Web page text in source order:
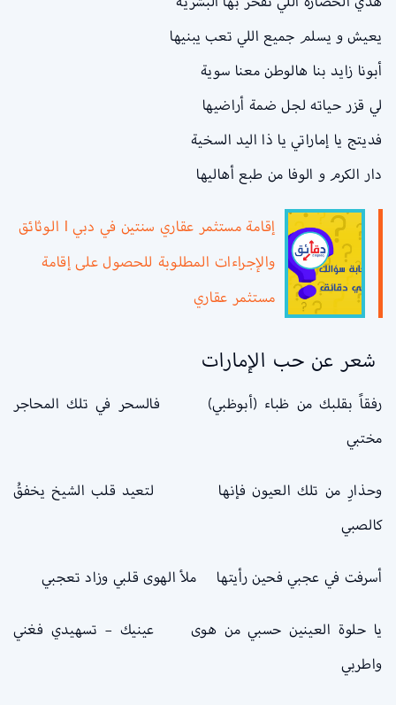
يعيش و يسلم جميع اللي تعب يبنيها
أبونا زايد بنا هالوطن معنا سوية
لي قزر حياته لجل ضمة أراضيها
فديتج يا إماراتي يا ذا اليد السخية
دار الكرم و الوفا من طبع أهاليها
إقامة مستثمر عقاري سنتين في دبي l الوثائق
والإجراءات المطلوبة للحصول على إقامة
مستثمر عقاري
شعر عن حب الإمارات
رفقاً بقلبك من ظباء (أبوظبي) فالسحر في تلك المحاجر
مختبي
وحذارِ من تلك العيون فإنها لتعيد قلب الشيخ يخفقُ
كالصبي
أسرفت في عجبي فحين رأيتها ملأ الهوى قلبي وزاد تعجبي
يا حلوة العينين حسبي من هوى عينيك – تسهيدي فغني
واطربي